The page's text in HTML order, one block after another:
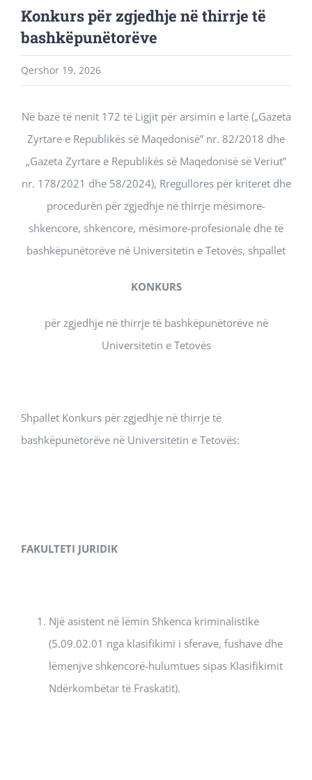
Konkurs për zgjedhje në thirrje të
bashkëpunëtorëve
Qershor 19, 2026
Në bazë të nenit 172 të Ligjit për arsimin e lartë („Gazeta
Zyrtare e Republikës së Maqedonisë” nr. 82/2018 dhe
„Gazeta Zyrtare e Republikës së Maqedonisë së Veriut”
nr. 178/2021 dhe 58/2024), Rregullores për kriteret dhe
procedurën për zgjedhje në thirrje mësimore-
shkencore, shkencore, mësimore-profesionale dhe të
bashkëpunëtorëve në Universitetin e Tetovës, shpallet
KONKURS
për zgjedhje në thirrje të bashkëpunëtorëve në
Universitetin e Tetovës
Shpallet Konkurs për zgjedhje në thirrje të
bashkëpunëtorëve në Universitetin e Tetovës:
FAKULTETI JURIDIK
Një asistent në lëmin Shkenca kriminalistike
(5.09.02.01 nga klasifikimi i sferave, fushave dhe
lëmenjve shkencorë-hulumtues sipas Klasifikimit
Ndërkombëtar të Fraskatit).